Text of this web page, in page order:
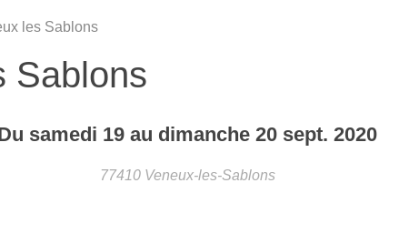
les Sablons
Sablons
samedi 19 au dimanche 20 sept. 2020
77410 Veneux-les-Sablons